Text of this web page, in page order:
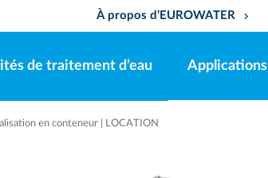
À propos d’EUROWATER keyboard_arrow_down
de traitement d’eau Applications
en conteneur | LOCATION